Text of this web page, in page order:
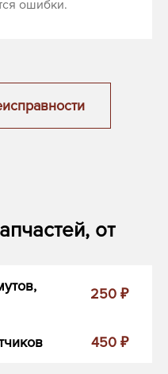
ошибки.
от
250 ₽
450 ₽